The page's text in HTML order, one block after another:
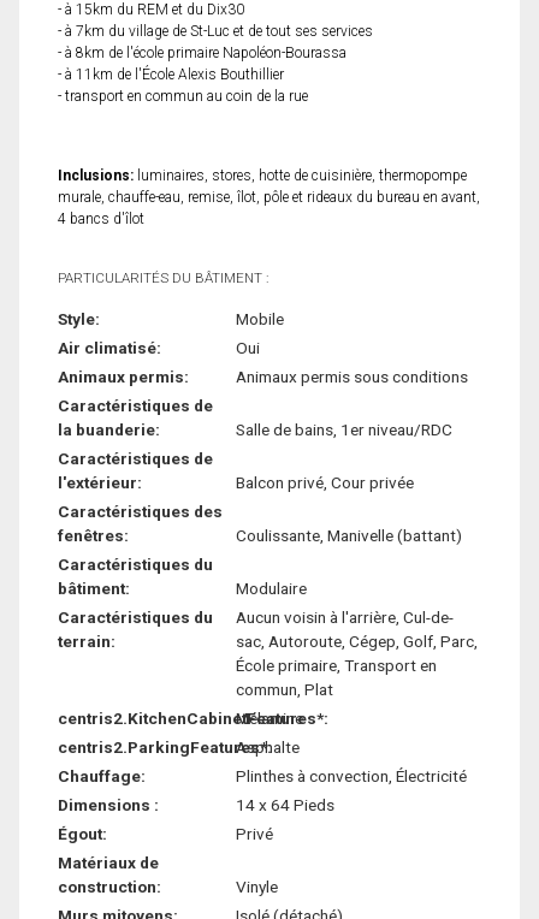
- à 15km du REM et du Dix30
- à 7km du village de St-Luc et de tout ses services
- à 8km de l'école primaire Napoléon-Bourassa
- à 11km de l'École Alexis Bouthillier
- transport en commun au coin de la rue
Inclusions: luminaires, stores, hotte de cuisinière, thermopompe
murale, chauffe-eau, remise, îlot, pôle et rideaux du bureau en avant,
4 bancs d'îlot
PARTICULARITÉS DU BÂTIMENT :
Style:
Mobile
Air climatisé:
Oui
Animaux permis:
Animaux permis sous conditions
Caractéristiques de
la buanderie:
Salle de bains, 1er niveau/RDC
Caractéristiques de
l'extérieur:
Balcon privé, Cour privée
Caractéristiques des
fenêtres:
Coulissante, Manivelle (battant)
Caractéristiques du
bâtiment:
Modulaire
Caractéristiques du
terrain:
Aucun voisin à l'arrière, Cul-de-
sac, Autoroute, Cégep, Golf, Parc,
École primaire, Transport en
commun, Plat
centris2.KitchenCabinetFeatures*:
Mélamine
centris2.ParkingFeatures*:
Asphalte
Chauffage:
Plinthes à convection, Électricité
Dimensions :
14 x 64 Pieds
Égout:
Privé
Matériaux de
construction:
Vinyle